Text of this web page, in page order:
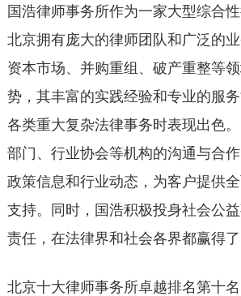
国浩律师事务所作为一家大型综合
北京拥有庞大的律师团队和广泛的
资本市场、并购重组、破产重整等
势，其丰富的实践经验和专业的服
各类重大复杂法律事务时表现出色
部门、行业协会等机构的沟通与合
政策信息和行业动态，为客户提供
支持。同时，国浩积极投身社会公
责任，在法律界和社会各界都赢得了
北京十大律师事务所卓越排名第十名